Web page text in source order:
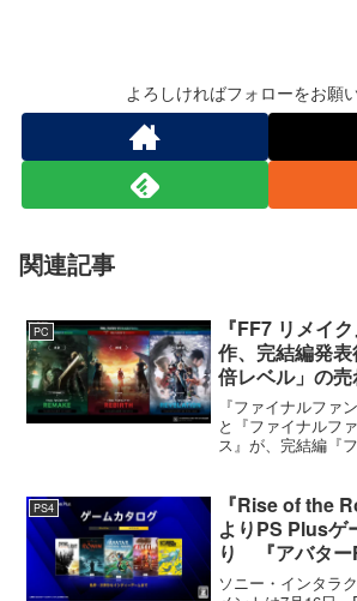
よろしければフォローをお願
関連記事
PC
『FF7 リメイ
作、完結編発
倍レベル」の
明かす
『ファイナルファ
と『ファイナルフ
ス』が、完結編『
ーVII リベレーシ
ると、シリーズデ
氏がAU...
PS4
『Rise of the
よりPS Plusゲ
り 『アバタ
Light』なども
ソニー・インタラ